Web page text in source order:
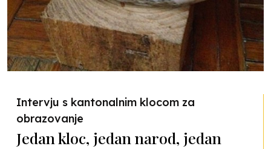
Intervju s kantonalnim klocom za
obrazovanje
Jedan kloc, jedan narod, jedan